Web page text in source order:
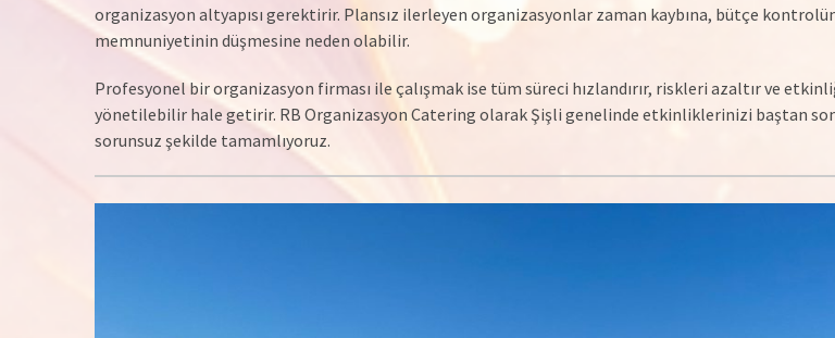
organizasyon altyapısı gerektirir. Plansız ilerleyen organizasyonlar zaman kaybına, bütçe
memnuniyetinin düşmesine neden olabilir.
Profesyonel bir organizasyon firması ile çalışmak ise tüm süreci hızlandırır, riskleri azaltır ve
yönetilebilir hale getirir. RB Organizasyon Catering olarak Şişli genelinde etkinliklerinizi baştan
sorunsuz şekilde tamamlıyoruz.